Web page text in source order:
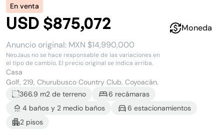
En venta
USD $875,072
Anuncio original: MXN $14,990,000
NeoJaus no se hace responsable de las variaciones en
el tipo de cambio. El precio original se indica arriba.
Moneda
Casa
Golf, 219, Churubusco Country Club, Coyoacán.
366.9 m2 de terreno 6 recámaras
4 baños y 2 medio baños 6 estacionamientos
2 pisos